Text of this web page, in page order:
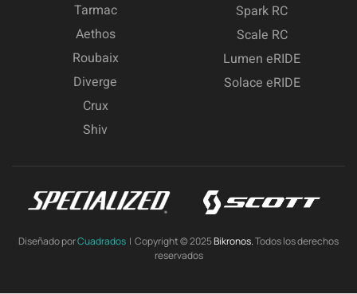
Tarmac
Aethos
Roubaix
Diverge
Crux
Shiv
Spark RC
Scale RC
Lumen eRIDE
Solace eRIDE
Diseñado porCuadrados | Copyright © 2025Bikronos.Todos los derechos
reservados